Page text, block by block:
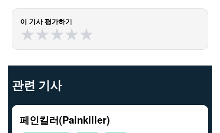
이 기사 평가하기
★
★★
★★
★★
★★
★
관련 기사
페인킬러(Painkiller)